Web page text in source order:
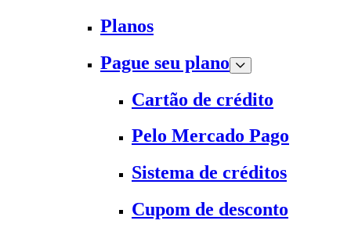
Planos
Pague seu plano
Cartão de crédito
Pelo Mercado Pago
Sistema de créditos
Cupom de desconto